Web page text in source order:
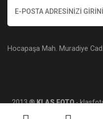
Hocapaşa Mah. Muradiye
2013 ®KLAS FOTO-